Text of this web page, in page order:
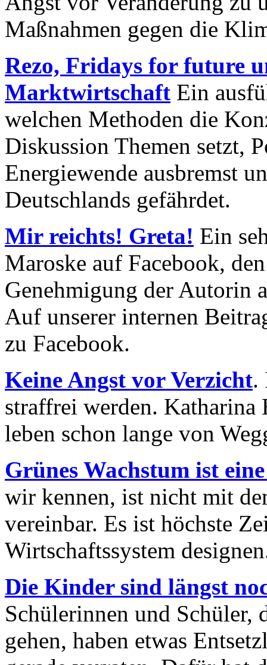
Maßnahmen gegen die
Rezo, Fridays for future
Marktwirtschaft Ein
welchen Methoden die
Diskussion Themen setzt,
Energiewende ausbremst
Deutschlands gefährdet.
Mir reichts! Greta! Ein
Maroske auf Facebook,
Genehmigung der Autorin
Auf unserer internen
zu Facebook.
Keine Angst vor Verzicht.
straffrei werden.
leben schon lange von
Grünes Wachstum ist
wir kennen, ist nicht mit
vereinbar. Es ist höchste
Wirtschaftssystem
Die Kinder sind längst
Schülerinnen und Schüler,
gehen, haben etwas